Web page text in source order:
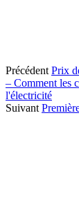
Précédent Prix
– Comment les
l'électricité
Suivant